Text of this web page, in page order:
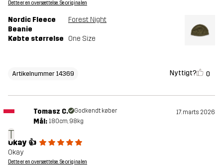
Dette er en oversættelse. Se originalen
Nordic Fleece
Beanie
Forest Night
Købte størrelse One Size
Artikelnummer 14369 Nyttigt? 0
T
Tomasz C. Godkendt køber 17. marts 2026
Mål: 180cm, 98kg
Okay 👍
Okay
Dette er en oversættelse. Se originalen